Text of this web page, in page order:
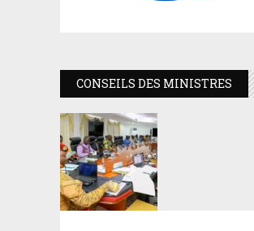
CONSEILS DES MINISTRES